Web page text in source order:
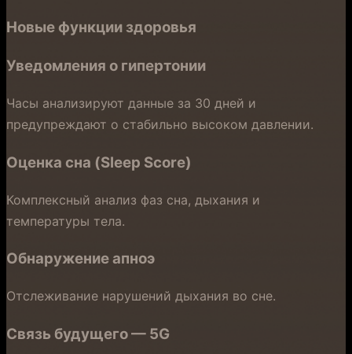
Новые функции здоровья
Уведомления о гипертонии
Часы анализируют данные за 30 дней и
предупреждают о стабильно высоком давлении.
Оценка сна (Sleep Score)
Комплексный анализ фаз сна, дыхания и
температуры тела.
Обнаружение апноэ
Отслеживание нарушений дыхания во сне.
Связь будущего — 5G